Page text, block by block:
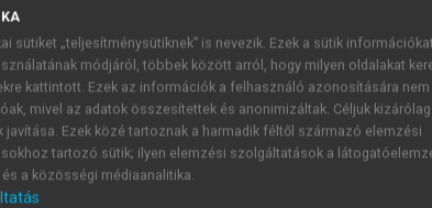
után a
ÚJ FIÓK
1 óra
sütiket „teljesítménysütiknek” is nevezik. Ezek a sütik
módjáról, többek között arról, hogy milyen oldalakat
kattintott. Ezek az információk a felhasználó azonosítására nem
mivel az adatok összesítettek és anonimizáltak. Céljuk
javítása. Ezek közé tartoznak a harmadik féltől származó elemzési
tartozó sütik; ilyen elemzési szolgáltatások a
és a közösségi médiaanalitika.